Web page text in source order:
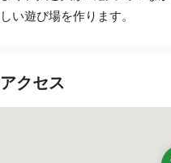
しい遊び場を作ります。
アクセス